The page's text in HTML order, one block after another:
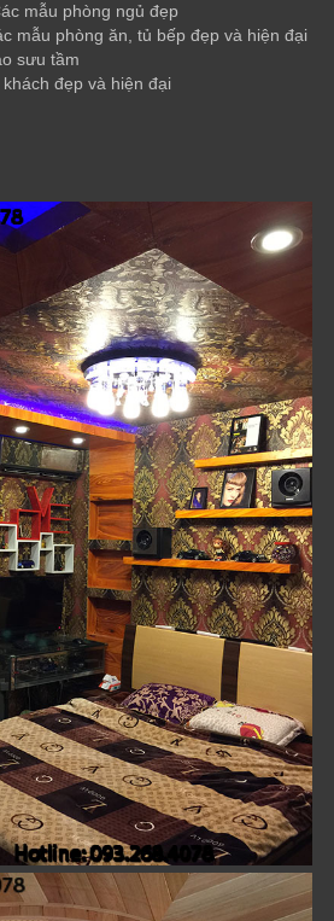
mẫu phòng ngủ đẹp
mẫu phòng ăn, tủ bếp đẹp và hiện đại
sưu tầm
đẹp và hiện đại